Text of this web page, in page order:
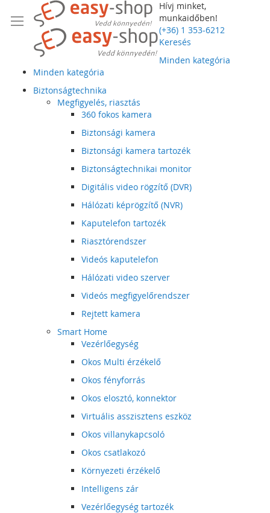
Hívj minket,
munkaidőben!
(+36) 1 353-6212
Keresés
Minden kategória
Minden kategória
Biztonságtechnika
Megfigyelés, riasztás
360 fokos kamera
Biztonsági kamera
Biztonsági kamera tartozék
Biztonságtechnikai monitor
Digitális video rögzítő (DVR)
Hálózati képrögzítő (NVR)
Kaputelefon tartozék
Riasztórendszer
Videós kaputelefon
Hálózati video szerver
Videós megfigyelőrendszer
Rejtett kamera
Smart Home
Vezérlőegység
Okos Multi érzékelő
Okos fényforrás
Okos elosztó, konnektor
Virtuális asszisztens eszköz
Okos villanykapcsoló
Okos csatlakozó
Környezeti érzékelő
Intelligens zár
Vezérlőegység tartozék